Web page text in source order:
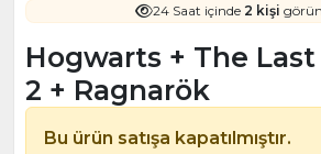
24 Saat içinde 2 kişi
Hogwarts + The
2 + Ragnarök
Bu ürün satışa kapatılmıştır.